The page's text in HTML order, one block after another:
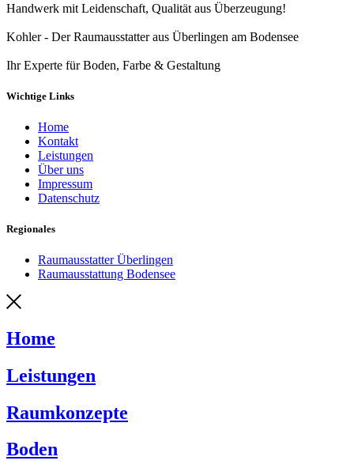
Handwerk mit Leidenschaft, Qualität aus Überzeugung!
Kohler - Der Raumausstatter aus Überlingen am Bodensee
Ihr Experte für Boden, Farbe & Gestaltung
Wichtige Links
Home
Kontakt
Leistungen
Über uns
Impressum
Datenschutz
Regionales
Raumausstatter Überlingen
Raumausstattung Bodensee
Home
Leistungen
Raumkonzepte
Boden